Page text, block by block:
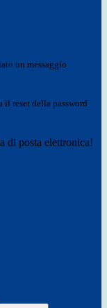
un messaggio
il reset della password
di posta elettronica!